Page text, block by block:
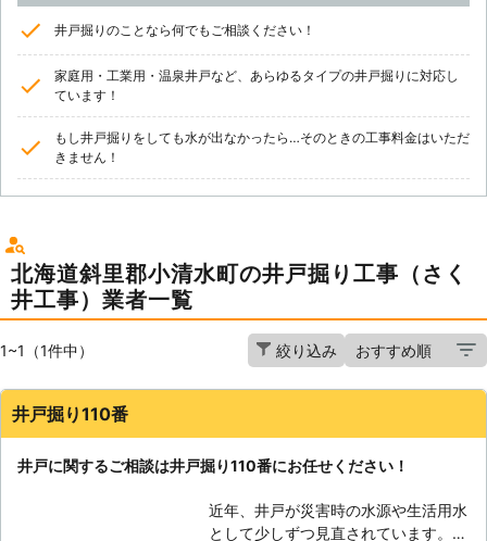
井戸掘りのことなら何でもご相談ください！
家庭用・工業用・温泉井戸など、あらゆるタイプの井戸掘りに対応し
ています！
もし井戸掘りをしても水が出なかったら…そのときの工事料金はいただ
きません！
北海道斜里郡小清水町の井戸掘り工事（さく
井工事）業者一覧
1~1（1件中） 絞り込み
井戸掘り110番
井戸に関するご相談は井戸掘り110番にお任せください！
近年、井戸が災害時の水源や生活用水
として少しずつ見直されています。